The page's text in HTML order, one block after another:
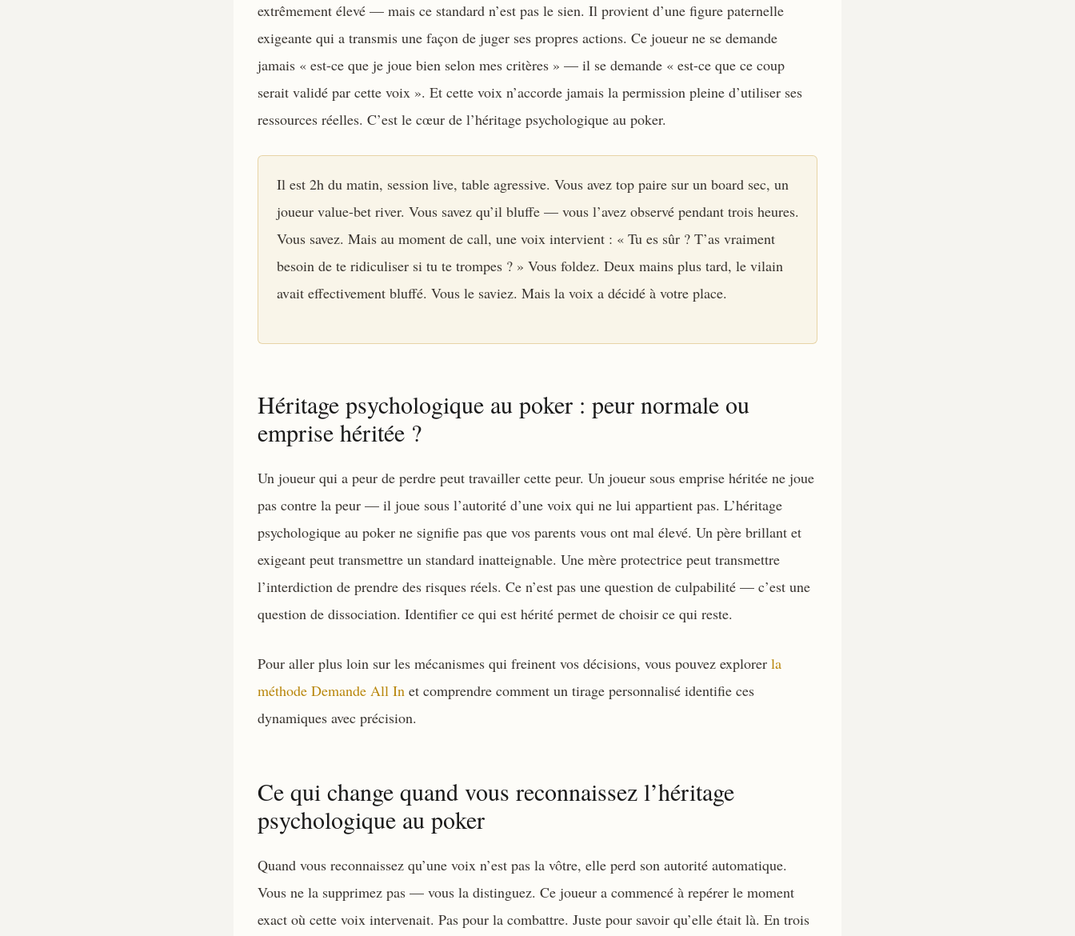
extrêmement élevé — mais ce standard n’est pas le sien. Il provient d’une figure paternelle
exigeante qui a transmis une façon de juger ses propres actions. Ce joueur ne se demande
jamais « est-ce que je joue bien selon mes critères » — il se demande « est-ce que ce coup
serait validé par cette voix ». Et cette voix n’accorde jamais la permission pleine d’utiliser ses
ressources réelles. C’est le cœur de l’héritage psychologique au poker.
Il est 2h du matin, session live, table agressive. Vous avez top paire sur un board sec, un
joueur value-bet river. Vous savez qu’il bluffe — vous l’avez observé pendant trois heures.
Vous savez. Mais au moment de call, une voix intervient : « Tu es sûr ? T’as vraiment
besoin de te ridiculiser si tu te trompes ? » Vous foldez. Deux mains plus tard, le vilain
avait effectivement bluffé. Vous le saviez. Mais la voix a décidé à votre place.
Héritage psychologique au poker : peur normale ou
emprise héritée ?
Un joueur qui a peur de perdre peut travailler cette peur. Un joueur sous emprise héritée ne joue
pas contre la peur — il joue sous l’autorité d’une voix qui ne lui appartient pas. L’héritage
psychologique au poker ne signifie pas que vos parents vous ont mal élevé. Un père brillant et
exigeant peut transmettre un standard inatteignable. Une mère protectrice peut transmettre
l’interdiction de prendre des risques réels. Ce n’est pas une question de culpabilité — c’est une
question de dissociation. Identifier ce qui est hérité permet de choisir ce qui reste.
Pour aller plus loin sur les mécanismes qui freinent vos décisions, vous pouvez explorer la
méthode Demande All In et comprendre comment un tirage personnalisé identifie ces
dynamiques avec précision.
Ce qui change quand vous reconnaissez l’héritage
psychologique au poker
Quand vous reconnaissez qu’une voix n’est pas la vôtre, elle perd son autorité automatique.
Vous ne la supprimez pas — vous la distinguez. Ce joueur a commencé à repérer le moment
exact où cette voix intervenait. Pas pour la combattre. Juste pour savoir qu’elle était là. En trois